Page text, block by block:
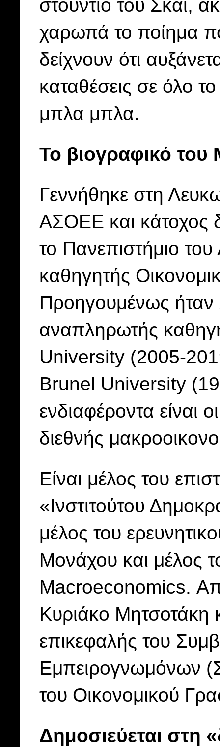
στούντιο του Σκάι,
χαρωπά το ποίημα
δείχνουν ότι
καταθέσεις σε όλο
μπλα μπλα.
Το βιογραφικό
Γεννήθηκε στη
ΑΣΟΕΕ και κάτοχος
το Πανεπιστήμιο
καθηγητής
Προηγουμένως ήταν
αναπληρωτής
University (2005-
Brunel University
ενδιαφέροντα είναι
διεθνής
Είναι μέλος του
«Ινστιτούτου
μέλος του
Μονάχου και μέλος
Macroeconomics.
Κυριάκο Μητσοτάκη
επικεφαλής του
Εμπειρογνωμόνων
του Οικονομικού
Δημοσιεύεται στη